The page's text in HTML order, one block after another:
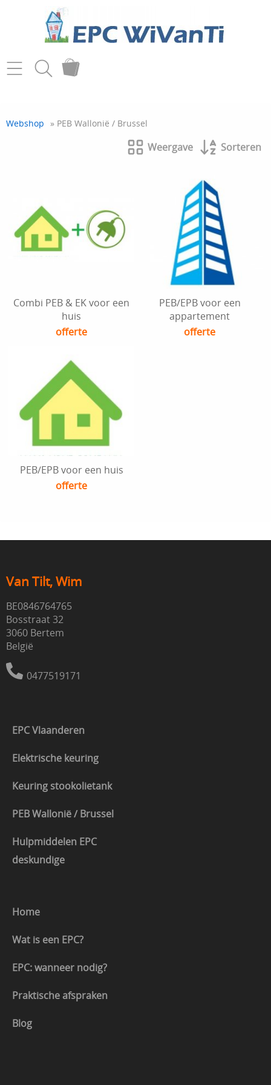
EPC: wanneer nodig?
Webshop » PEB Wallonië / Brussel
Weergave Sorteren
Combi PEB & EK voor een
huis
offerte
PEB/EPB voor een
appartement
offerte
PEB/EPB voor een huis
offerte
Van Tilt, Wim
BE0846764765
Bosstraat 32
3060 Bertem
België
0477519171
EPC Vlaanderen
Elektrische keuring
Keuring stookolietank
PEB Wallonië / Brussel
Hulpmiddelen EPC
deskundige
Home
Wat is een EPC?
EPC: wanneer nodig?
Praktische afspraken
Blog